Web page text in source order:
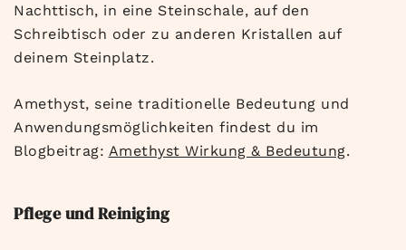
Nachttisch, in eine Steinschale, auf den
Schreibtisch oder zu anderen Kristallen auf
deinem Steinplatz.
Amethyst, seine traditionelle Bedeutung und
Anwendungsmöglichkeiten findest du im
Blogbeitrag: Amethyst Wirkung & Bedeutung.
Pflege und Reiniging